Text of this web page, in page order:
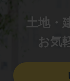
土地・
お気